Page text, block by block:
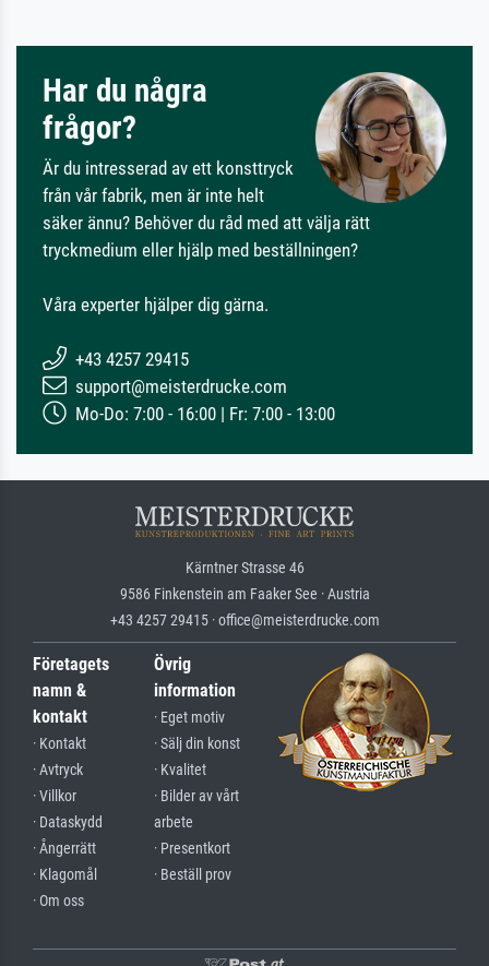
Har du några
frågor?
Är du intresserad av ett konsttryck
från vår fabrik, men är inte helt
säker ännu? Behöver du råd med att välja rätt
tryckmedium eller hjälp med beställningen?
Våra experter hjälper dig gärna.
+43 4257 29415
support@meisterdrucke.com
Mo-Do: 7:00 - 16:00 | Fr: 7:00 - 13:00
Kärntner Strasse 46
9586 Finkenstein am Faaker See · Austria
+43 4257 29415 · office@meisterdrucke.com
Företagets
namn &
kontakt
· Kontakt
· Avtryck
· Villkor
· Dataskydd
· Ångerrätt
· Klagomål
· Om oss
Övrig
information
· Eget motiv
· Sälj din konst
· Kvalitet
· Bilder av vårt
arbete
· Presentkort
· Beställ prov